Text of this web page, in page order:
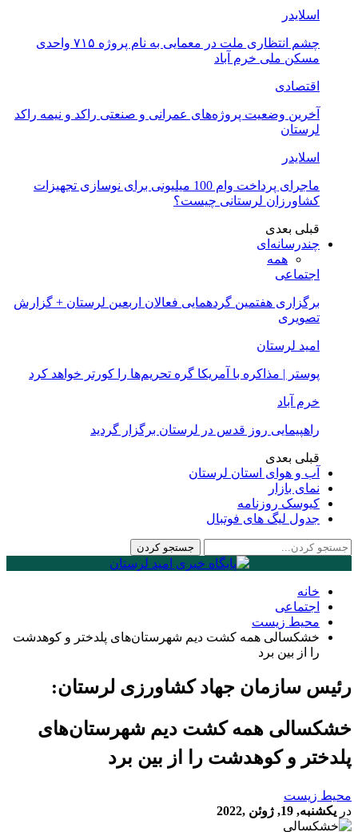
اسلایدر
چشم انتظاری ملت در معمایی به نام پروژه ۷۱۵ واحدی
مسکن ملی خرم آباد
اقتصادی
آخرین وضعیت پروژه‌های عمرانی و صنعتی راکد و نیمه راکد
لرستان
اسلایدر
ماجرای پرداخت وام 100 میلیونی برای نوسازی تجهیزات
کشاورزان لرستانی چیست؟
قبلی بعدی
چندرسانه‌ای
همه
اجتماعی
برگزاری هفتمین گردهمایی فعالان اربعین لرستان + گزارش
تصویری
امید لرستان
پوستر | مذاکره با آمریکا گره تحریم‌ها را کورتر خواهد کرد
خرم آباد
راهپیمایی روز قدس در لرستان برگزار گردید
قبلی بعدی
آب و هوای استان لرستان
نمای بازار
کیوسک روزنامه
جدول لیگ های فوتبال
خانه
اجتماعی
محیط زیست
خشکسالی همه کشت دیم شهرستان‌های پلدختر و کوهدشت
را از بین برد
رئیس سازمان جهاد کشاورزی لرستان:
خشکسالی همه کشت دیم شهرستان‌های
پلدختر و کوهدشت را از بین برد
محیط زیست
در یکشنبه, 19, ژوئن ,2022